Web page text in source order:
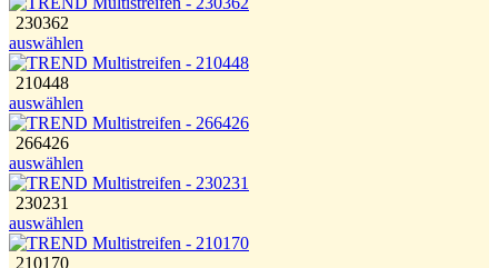
230362
auswählen
210448
auswählen
266426
auswählen
230231
auswählen
210170